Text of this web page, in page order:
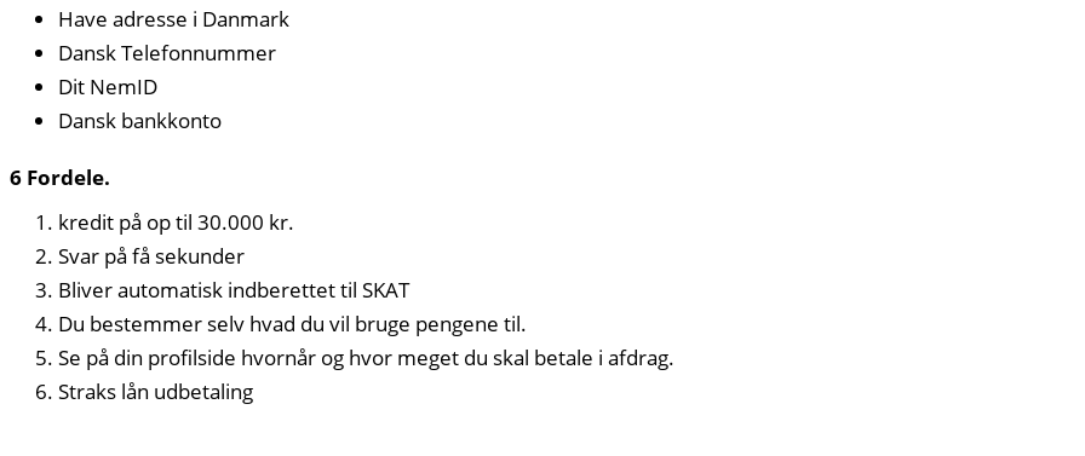
Have adresse i Danmark
Dansk Telefonnummer
Dit NemID
Dansk bankkonto
6 Fordele.
kredit på op til 30.000 kr.
Svar på få sekunder
Bliver automatisk indberettet til SKAT
Du bestemmer selv hvad du vil bruge pengene til.
Se på din profilside hvornår og hvor meget du skal betale i afdrag.
Straks lån udbetaling